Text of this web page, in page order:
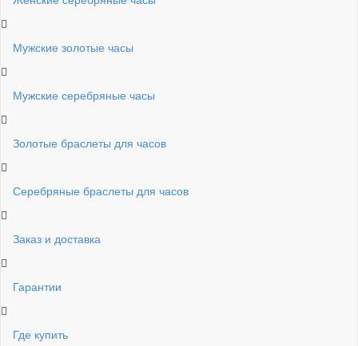
Мужские золотые часы
Мужские серебряные часы
Золотые браслеты для часов
Серебряные браслеты для часов
Заказ и доставка
Гарантии
Где купить